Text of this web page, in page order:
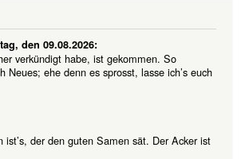
den 09.08.2026:
verkündigt habe, ist gekommen. So
Neues; ehe denn es sprosst, lasse ich’s euch
ist’s, der den guten Samen sät. Der Acker ist